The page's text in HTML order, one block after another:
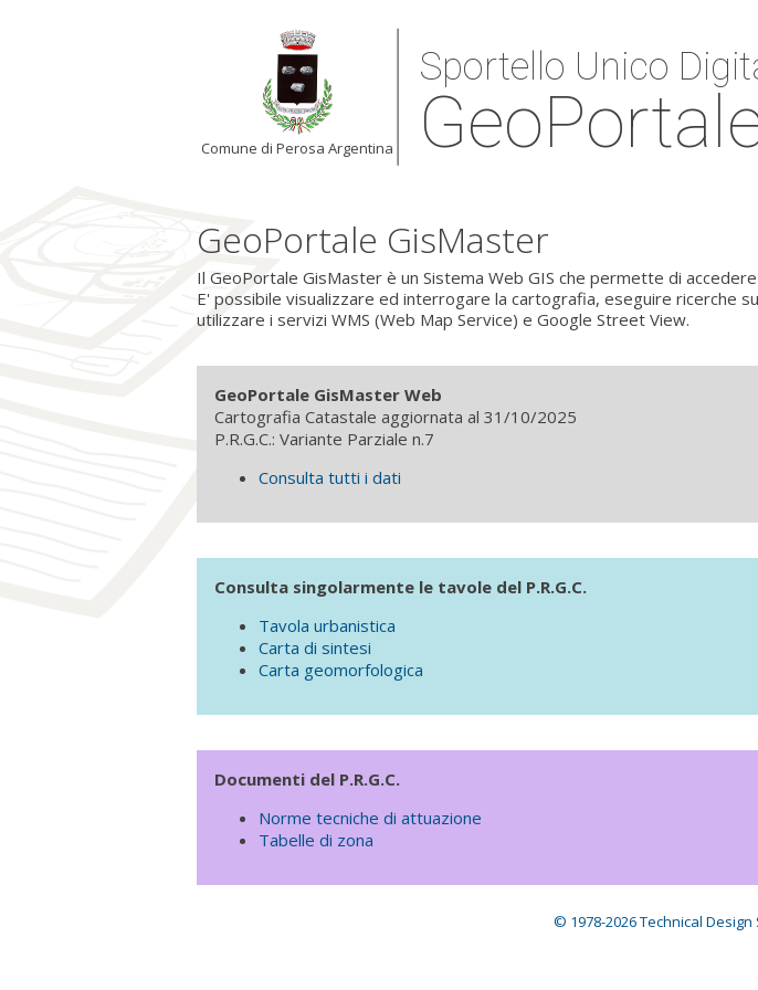
Comune di Perosa Argentina
Sportello Unico
GeoPortale GisMaster
Il GeoPortale GisMaster è un Sistema Web GIS che permette di
E' possibile visualizzare ed interrogare la cartografia, eseguire ricerche
utilizzare i servizi WMS (Web Map Service) e Google Street View.
GeoPortale GisMaster Web
Cartografia Catastale aggiornata al 31/10/2025
P.R.G.C.: Variante Parziale n.7
Consulta tutti i dati
Consulta singolarmente le tavole del P.R.G.C.
Tavola urbanistica
Carta di sintesi
Carta geomorfologica
Documenti del P.R.G.C.
Norme tecniche di attuazione
Tabelle di zona
© 1978-2026 Technical Design